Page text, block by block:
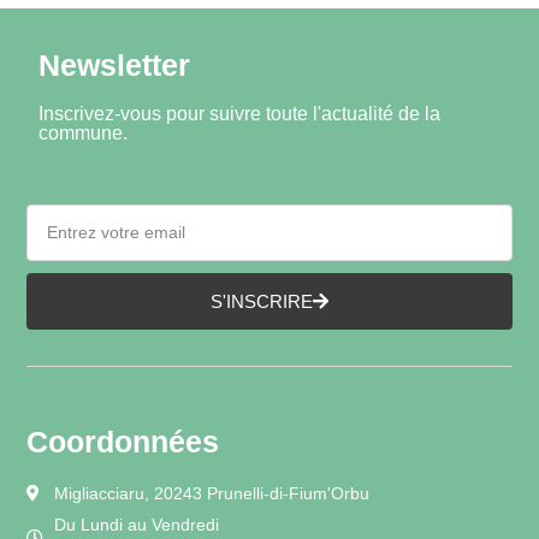
Newsletter
Inscrivez-vous pour suivre toute l'actualité de la
commune.
S'INSCRIRE
Coordonnées
Migliacciaru, 20243 Prunelli-di-Fium'Orbu
Du Lundi au Vendredi